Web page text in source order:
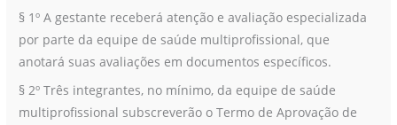
§ 1º A gestante receberá atenção e avaliação especializada
por parte da equipe de saúde multiprofissional, que
anotará suas avaliações em documentos específicos.
§ 2º Três integrantes, no mínimo, da equipe de saúde
multiprofissional subscreverão o Termo de Aprovação de